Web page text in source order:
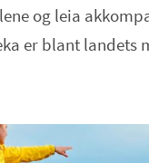
og leia
er blant landets